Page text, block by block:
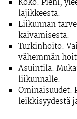
Koko: Pieni,
lajikkeesta.
Liikunnan
kaivamisesta.
Turkinhoito:
vähemmän
Asuintila:
liikunnalle.
Ominaisuudet:
leikkisyydestä